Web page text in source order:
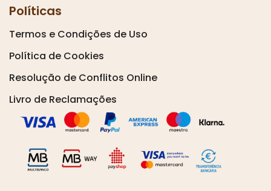
Políticas
Termos e Condições de Uso
Política de Cookies
Resolução de Conflitos Online
Livro de Reclamações